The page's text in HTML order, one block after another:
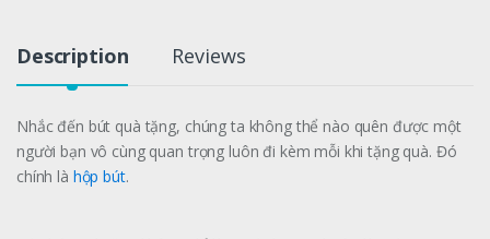
Description Reviews
Nhắc đến bút quà tặng, chúng ta không thể nào quên được một
người bạn vô cùng quan trọng luôn đi kèm mỗi khi tặng quà. Đó
chính là hộp bút.